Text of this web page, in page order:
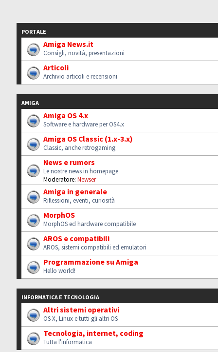
PORTALE
Amiga News.it
Consigli, novità, presentazioni
Articoli
Archivio articoli e recensioni
AMIGA
Amiga OS 4.x
Software e hardware per OS4.x
Amiga OS Classic (1.x-3.x)
Classic, anche retrogaming
News e rumors
Le nostre news in homepage
Moderatore: Newser
Amiga in generale
Riflessioni, eventi, curiosità
MorphOS
MorphOS ed hardware compatibile
AROS e compatibili
AROS, sistemi compatibili ed emulatori
Programmazione su Amiga
Hello world!
INFORMATICA E TECNOLOGIA
Altri sistemi operativi
OS X, Linux e tutti gli altri OS
Tecnologia, internet, coding
Tutta l'informatica